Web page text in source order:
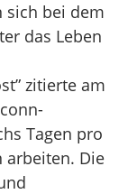
sich bei dem
das Leben
zitierte am
Tagen pro
arbeiten. Die